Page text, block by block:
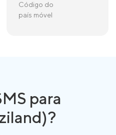
Código do
país móvel
para